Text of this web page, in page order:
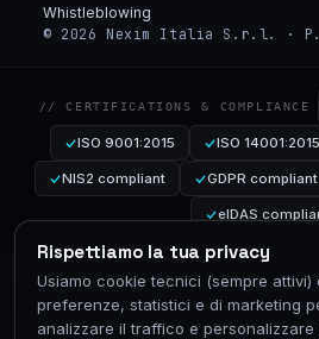
Rispettiamo la tua privacy
Usiamo cookie tecnici (sempre
preferenze, statistici e di marketing
analizzare il traffico e
Whistleblowing
© 2026 Nexim Italia S.r.l. ·
// CERTIFICATIONS & COMPLIANCE
ISO 9001:2015 ISO 14001:2015
NIS2 compliant GDPR compliant
eIDAS